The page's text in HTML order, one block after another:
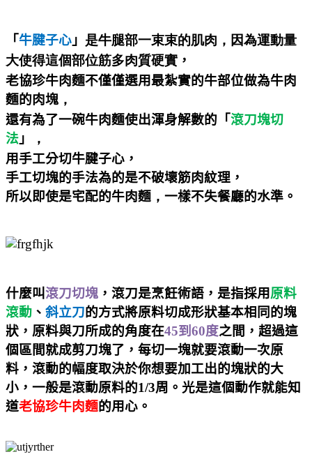
「 牛腱子心 」 是牛腿部一束束的肌肉，因為運動量
大使得這個部位筋多肉質硬實 ，
老協珍牛肉麵不僅僅選用最紮實的牛部位做為牛肉
麵的肉塊 ，
還有為了一碗牛肉麵使出渾身解數的「滾刀塊切
法 」
，
用手工分切牛腱子心，
手工切塊的手法為的是不破壞筋肉紋理，
所以即使是宅配的牛肉麵 ， 一樣不失餐廳的水準。
什麼叫滾刀切塊 ，滾刀是烹飪術語，是指採用原料
滾動 、 斜立刀的方式將原料切成形狀基本相同的塊
狀，原料與刀所成的角度在45到60度之間，超過這
個區間就成剪刀塊了，每切一塊就要滾動一次原
料，滾動的幅度取決於你想要加工出的塊狀的大
小，一般是滾動原料的1/3周。光是這個動作就能知
道老協珍牛肉麵的用心。